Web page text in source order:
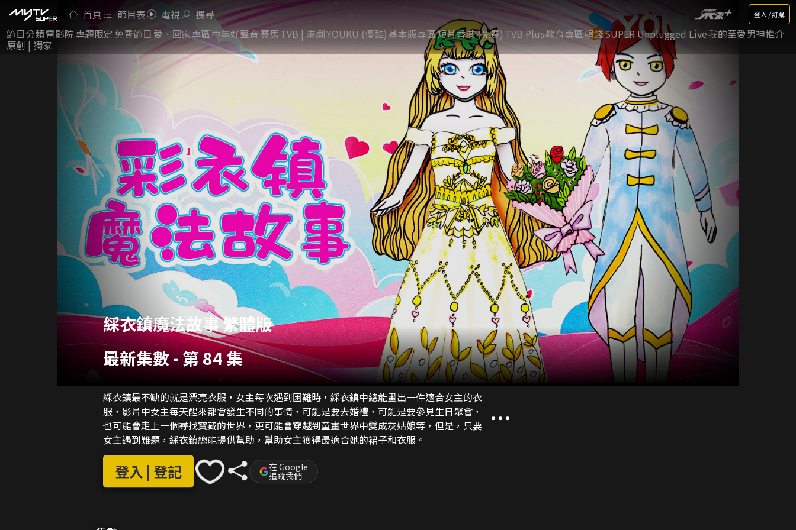
首頁 節目表 電視 搜尋 登入 / 訂購
節目分類電影院專題限定 免費節目愛．回家專區中年好聲音賽馬TVB | 港劇YOUKU (優酷)基本版專區短片香港 (免費) TVB Plus教育專區唱錢SUPER Unplugged Live我的至愛男神推介
原創 | 獨家
綵衣鎮魔法故事 繁體版
最新集數-第 84 集
綵衣鎮最不缺的就是漂亮衣服，女主每次遇到困難時，綵衣鎮中總能畫出一件適合女主的衣
服，影片中女主每天醒來都會發生不同的事情，可能是要去婚禮，可能是要參見生日聚會，
也可能會走上一個尋找寶藏的世界，更可能會穿越到童畫世界中變成灰姑娘等，但是，只要
女主遇到難題，綵衣鎮總能提供幫助，幫助女主獲得最適合她的裙子和衣服。
登入 | 登記 在 Google
追蹤我們